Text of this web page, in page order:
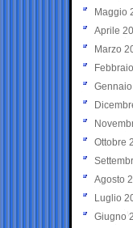
Maggio
Aprile
Marzo
Ottobre
Agosto
Luglio
Giugno